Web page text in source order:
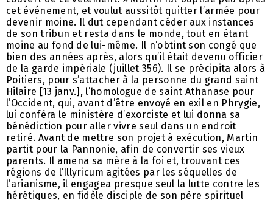
cet événement, et voulut aussitôt quitter l’armée pour
devenir moine. Il dut cependant céder aux instances
de son tribun et resta dans le monde, tout en étant
moine au fond de lui-même. Il n’obtint son congé que
bien des années après, alors qu’il était devenu officier
de la garde impériale (juillet 356). Il se précipita alors à
Poitiers, pour s’attacher à la personne du grand saint
Hilaire [13 janv.], l’homologue de saint Athanase pour
l’Occident, qui, avant d’être envoyé en exil en Phrygie,
lui conféra le ministère d’exorciste et lui donna sa
bénédiction pour aller vivre seul dans un endroit
retiré. Avant de mettre son projet à exécution, Martin
partit pour la Pannonie, afin de convertir ses vieux
parents. Il amena sa mère à la foi et, trouvant ces
régions de l’Illyricum agitées par les séquelles de
l’arianisme, il engagea presque seul la lutte contre les
hérétiques, en fidèle disciple de son père spirituel